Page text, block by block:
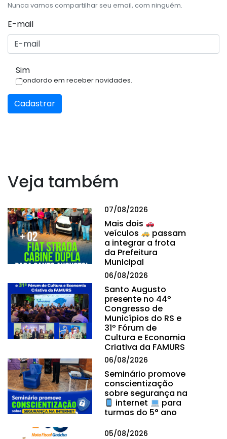
Nunca vamos compartilhar seu email, com ninguém.
E-mail
Sim
Condordo em receber novidades.
Cadastrar
Veja também
07/08/2026
Mais dois
veículos
passam
a integrar a frota
da Prefeitura
Municipal
06/08/2026
Santo Augusto
presente no 44º
Congresso de
Municípios do RS e
31º Fórum de
Cultura e Economia
Criativa da FAMURS
06/08/2026
Seminário promove
conscientização
sobre segurança na
internet
para
turmas do 5° ano
05/08/2026